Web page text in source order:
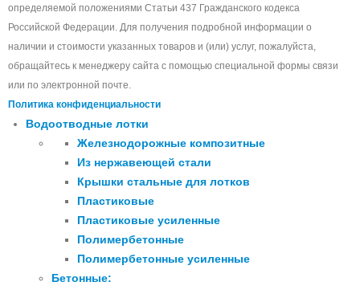
определяемой положениями Статьи 437 Гражданского кодекса
Российской Федерации. Для получения подробной информации о
наличии и стоимости указанных товаров и (или) услуг, пожалуйста,
обращайтесь к менеджеру сайта с помощью специальной формы связи
или по электронной почте.
Политика конфиденциальности
Водоотводные лотки
Железнодорожные композитные
Из нержавеющей стали
Крышки стальные для лотков
Пластиковые
Пластиковые усиленные
Полимербетонные
Полимербетонные усиленные
Бетонные: